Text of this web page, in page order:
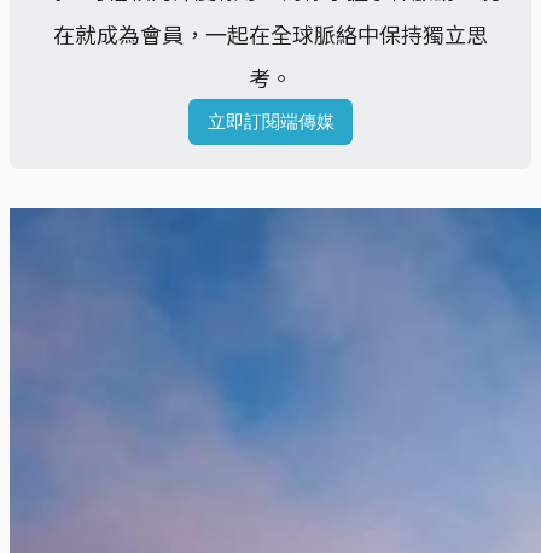
在就成為會員，一起在全球脈絡中保持獨立思
考。
立即訂閱端傳媒